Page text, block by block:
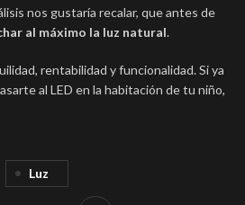
nos gustaría recalar, que antes de
al máximo la luz natural.
rentabilidad y funcionalidad. Si ya
al LED en la habitación de tu niño,
Luz